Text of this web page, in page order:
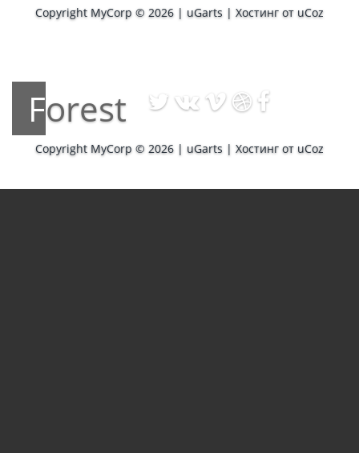
Copyright MyCorp © 2026 | uGarts | Хостинг от uCoz
Forest
Copyright MyCorp © 2026 | uGarts | Хостинг от uCoz